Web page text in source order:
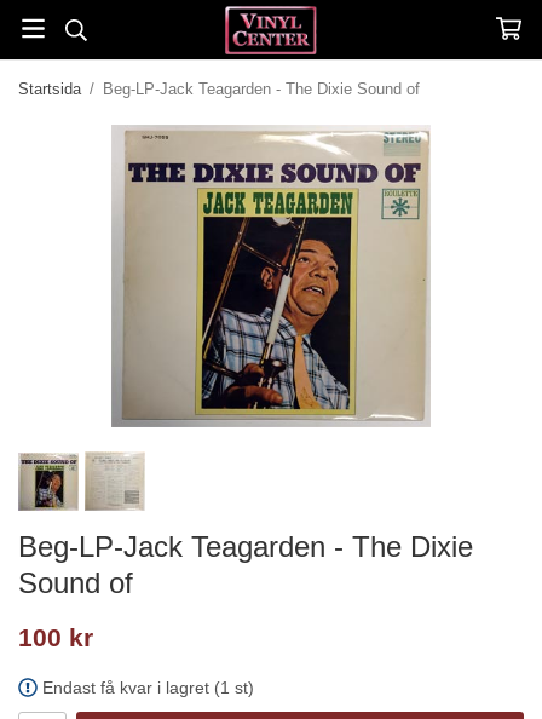
Startsida / Beg-LP-Jack Teagarden - The Dixie Sound of
Beg-LP-Jack Teagarden - The Dixie
Sound of
100 kr
Endast få kvar i lagret (1 st)